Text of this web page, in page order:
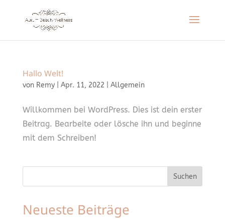
Hallo Welt!
von Remy| Apr. 11, 2022 Allgemein
Willkommen bei WordPress. Dies ist dein erster
Beitrag. Bearbeite oder lösche ihn und beginne
mit dem Schreiben!
Suchen
Neueste Beiträge